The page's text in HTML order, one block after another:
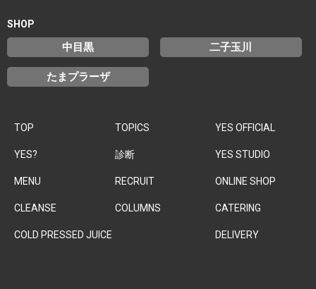
TOP
YES?
MENU
CLEANSE
COLD PRESSED JUICE
TOPICS
診断
RECRUIT
COLUMNS
YES OFFICIAL
YES STUDIO
ONLINE SHOP
CATERING
DELIVERY
SHOP
中目黒 二子玉川
たまプラーザ